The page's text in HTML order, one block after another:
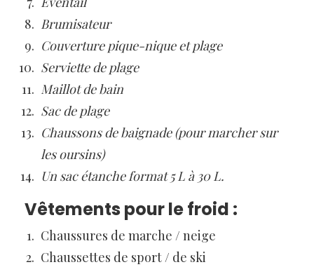
Brumisateur
Couverture pique-nique et plage
Serviette de plage
Maillot de bain
Sac de plage
Chaussons de baignade (pour marcher sur
les oursins)
Un sac étanche format 5 L à 30 L.
Vêtements pour le froid :
Chaussures de marche / neige
Chaussettes de sport / de ski